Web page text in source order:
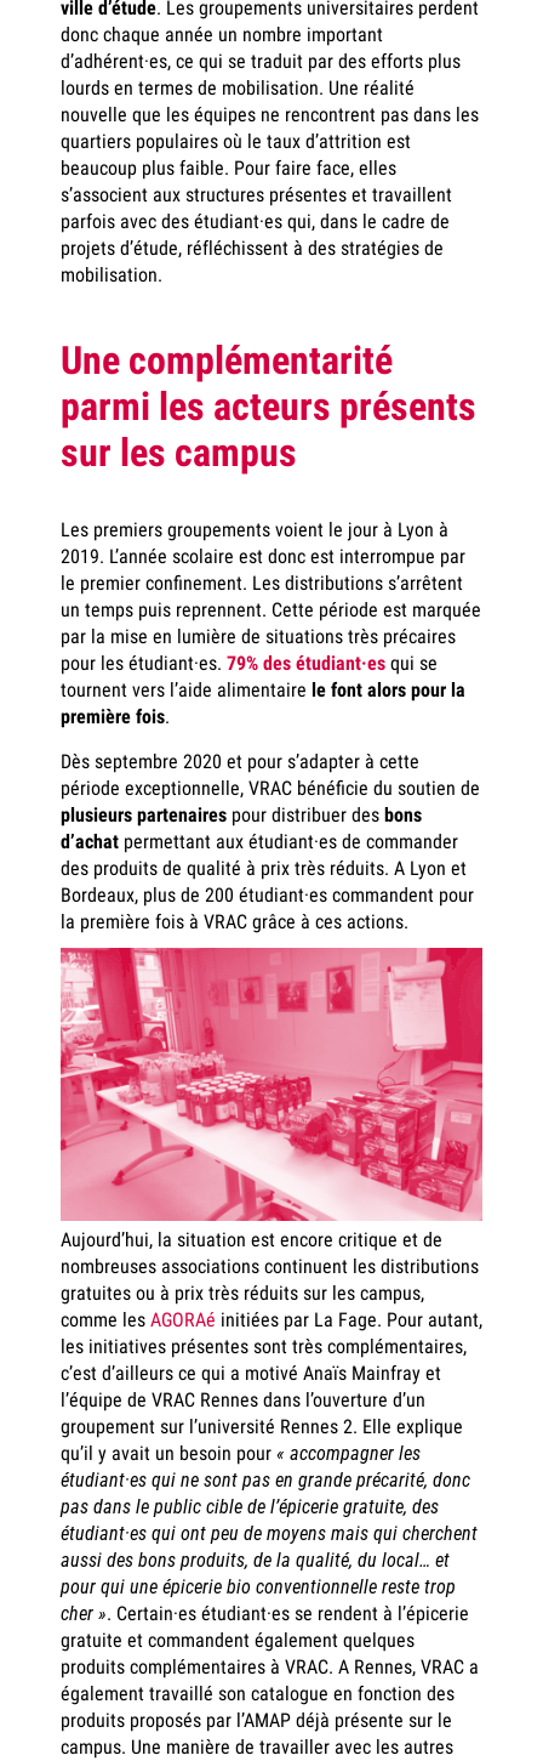
ville d’étude. Les groupements universitaires perdent
donc chaque année un nombre important
d’adhérent·es, ce qui se traduit par des efforts plus
lourds en termes de mobilisation. Une réalité
nouvelle que les équipes ne rencontrent pas dans les
quartiers populaires où le taux d’attrition est
beaucoup plus faible. Pour faire face, elles
s’associent aux structures présentes et travaillent
parfois avec des étudiant·es qui, dans le cadre de
projets d’étude, réfléchissent à des stratégies de
mobilisation.
Une complémentarité
parmi les acteurs présents
sur les campus
Les premiers groupements voient le jour à Lyon à
2019. L’année scolaire est donc est interrompue par
le premier confinement. Les distributions s’arrêtent
un temps puis reprennent. Cette période est marquée
par la mise en lumière de situations très précaires
pour les étudiant·es. 79% des étudiant·es qui se
tournent vers l’aide alimentaire le font alors pour la
première fois.
Dès septembre 2020 et pour s’adapter à cette
période exceptionnelle, VRAC bénéficie du soutien de
plusieurs partenaires pour distribuer des bons
d’achat permettant aux étudiant·es de commander
des produits de qualité à prix très réduits. A Lyon et
Bordeaux, plus de 200 étudiant·es commandent pour
la première fois à VRAC grâce à ces actions.
Aujourd’hui, la situation est encore critique et de
nombreuses associations continuent les distributions
gratuites ou à prix très réduits sur les campus,
comme les AGORAé initiées par La Fage. Pour autant,
les initiatives présentes sont très complémentaires,
c’est d’ailleurs ce qui a motivé Anaïs Mainfray et
l’équipe de VRAC Rennes dans l’ouverture d’un
groupement sur l’université Rennes 2. Elle explique
qu’il y avait un besoin pour « accompagner les
étudiant·es qui ne sont pas en grande précarité, donc
pas dans le public cible de l’épicerie gratuite, des
étudiant·es qui ont peu de moyens mais qui cherchent
aussi des bons produits, de la qualité, du local… et
pour qui une épicerie bio conventionnelle reste trop
cher ». Certain·es étudiant·es se rendent à l’épicerie
gratuite et commandent également quelques
produits complémentaires à VRAC. A Rennes, VRAC a
également travaillé son catalogue en fonction des
produits proposés par l’AMAP déjà présente sur le
campus. Une manière de travailler avec les autres